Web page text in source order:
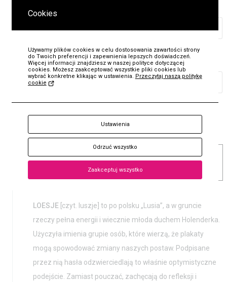
KUP
Bilet
Numer telefonu*
Wyślij zgłoszenie
LOESJE 15.03.20 REGULAMIN.PDF [237
LOESJE [czyt. luszje] to po polsku „Lusia”, a w gruncie
rzeczy pełna energii i wiecznie młoda duchem Holenderka.
Użyczyła imienia grupie osób, które wierzą, że plakaty
mogą spowodować zmiany naszych postaw. Podpisane
przez nią hasła odzwierciedlają to właśnie optymistyczne
podejście. Zamiast pouczać, zachęcają do refleksji i
Cookies
Używamy plików cookies w celu dostosowania zawartości strony
do Twoich preferencji i zapewnienia lepszych doświadczeń.
Więcej informacji znajdziesz w naszej polityce dotyczącej
cookies. Możesz zaakceptować wszystkie pliki cookies lub
wybrać konkretne klikając w ustawienia. Przeczytaj naszą politykę
cookie
Ustawienia
Odrzuć wszystko
Zaakceptuj wszystko